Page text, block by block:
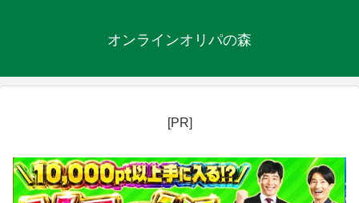
オンラインオリパの森
[PR]